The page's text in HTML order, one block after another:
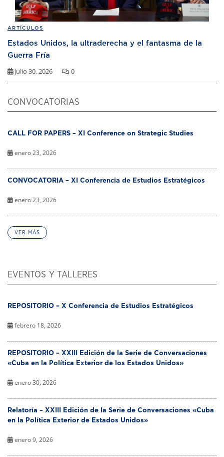
ARTÍCULOS
Estados Unidos, la ultraderecha y el fantasma de la
Guerra Fría
julio 30, 2026 0
CONVOCATORIAS
CALL FOR PAPERS – XI Conference on Strategic Studies
enero 23, 2026
CONVOCATORIA – XI Conferencia de Estudios Estratégicos
enero 23, 2026
VER MÁS
EVENTOS Y TALLERES
REPOSITORIO – X Conferencia de Estudios Estratégicos
febrero 18, 2026
REPOSITORIO – XXIII Edición de la Serie de Conversaciones
«Cuba en la Política Exterior de los Estados Unidos»
enero 30, 2026
Relatoría – XXIII Edición de la Serie de Conversaciones «Cuba
en la Política Exterior de Estados Unidos»
enero 9, 2026